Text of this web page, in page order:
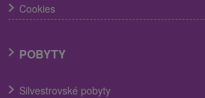
Cookies
POBYTY
Silvestrovské pobyty